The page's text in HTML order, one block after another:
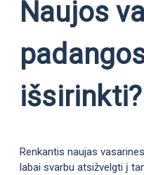
Naujos
išsirinkti?
Renkantis naujas
labai svarbu atsižvelgti į